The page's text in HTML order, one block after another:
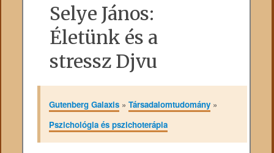
Selye János:
Életünk és a
stressz Djvu
Gutenberg Galaxis» Társadalomtudomány»
Pszichológia és pszichoterápia